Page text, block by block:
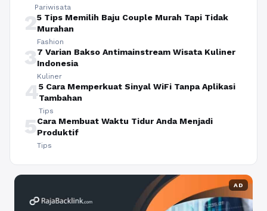
Pariwisata
25 Tips Memilih Baju Couple Murah Tapi Tidak
Murahan
Fashion
37 Varian Bakso Antimainstream Wisata Kuliner
Indonesia
Kuliner
45 Cara Memperkuat Sinyal WiFi Tanpa Aplikasi
Tambahan
Tips
5Cara Membuat Waktu Tidur Anda Menjadi
Produktif
Tips
AD